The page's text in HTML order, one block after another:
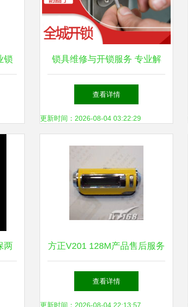
锁
选
锁具维修与开锁服务 专业解
决您的各类锁具问题
查看详情
更新时间：2026-08-04 03:22:29
两 方正V201 128M产品售后服务
与维修全攻略
查看详情
更新时间：2026-08-04 22:13:57